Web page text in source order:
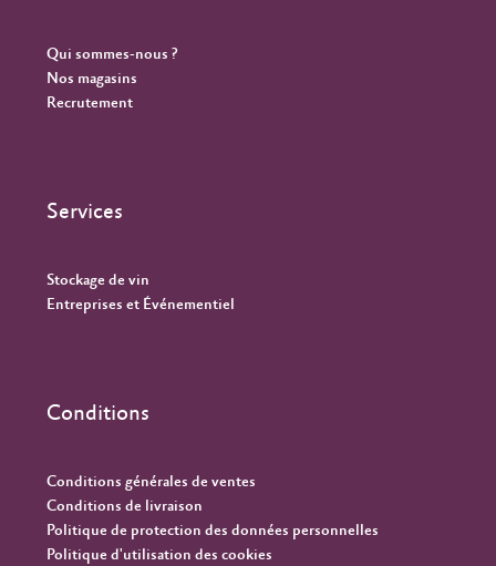
Qui sommes-nous ?
Nos magasins
Recrutement
Services
Stockage de vin
Entreprises et Événementiel
Conditions
Conditions générales de ventes
Conditions de livraison
Politique de protection des données personnelles
Politique d'utilisation des cookies